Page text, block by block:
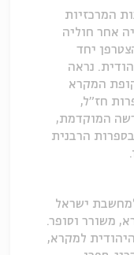
המרכזיות
אחר חוליה
יחד
נראה
המקרא
חז"ל,
המוקדמת,
בספרות הרבנית
ישראל
משורר וסופר.
למקרא,